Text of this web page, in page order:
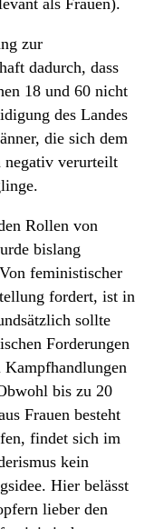
zur
dadurch, dass
18 und 60 nicht
des Landes
die sich dem
negativ verurteilt
Rollen von
bislang
feministischer
fordert, ist in
sollte
Forderungen
bis zu 20
Frauen besteht
findet sich im
kein
Hier belässt
lieber den